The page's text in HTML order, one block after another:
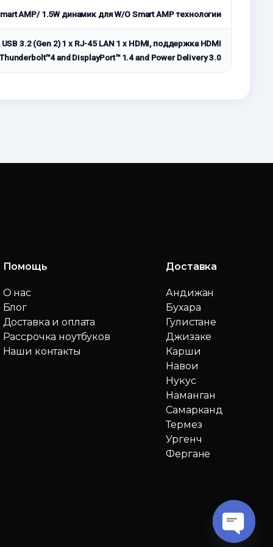
AMP/ 1.5W динамик для W/O Smart AMP технологии
3.2 (Gen 2) 1 x RJ-45 LAN 1 x HDMI, поддержка HDMI
and DisplayPort™ 1.4 and Power Delivery 3.0
Помощь
О нас
Блог
Доставка и оплата
Рассрочка ноутбуков
Наши контакты
Доставка
Андижан
Бухара
Гулистане
Джизаке
Карши
Навои
Нукус
Наманган
Самарканд
Термез
Ургенч
Фергане